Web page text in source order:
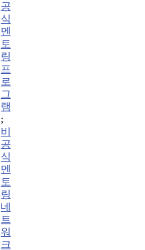
공
식
멘
토
링
프
로
그
램
;
비
공
식
멘
토
링
네
트
워
크